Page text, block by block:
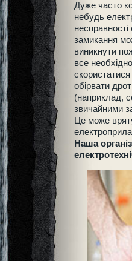
Дуже часто
небудь
замикання
виникнути
все
обірвати
(наприклад,
звичайними
Це може
Наша